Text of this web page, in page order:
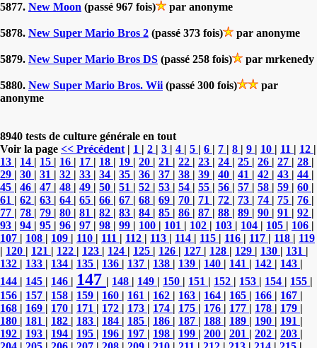
5877. New Moon (passé 967 fois) par anonyme
5878. New Super Mario Bros 2 (passé 373 fois) par anonyme
5879. New Super Mario Bros DS (passé 258 fois) par mrkenedy
5880. New Super Mario Bros. Wii (passé 300 fois)
par
anonyme
8940 tests de culture générale en tout
Voir la page << Précédent | 1 | 2 | 3 | 4 | 5 | 6 | 7 | 8 | 9 | 10 | 11 | 12 |
13 | 14 | 15 | 16 | 17 | 18 | 19 | 20 | 21 | 22 | 23 | 24 | 25 | 26 | 27 | 28 |
29 | 30 | 31 | 32 | 33 | 34 | 35 | 36 | 37 | 38 | 39 | 40 | 41 | 42 | 43 | 44 |
45 | 46 | 47 | 48 | 49 | 50 | 51 | 52 | 53 | 54 | 55 | 56 | 57 | 58 | 59 | 60 |
61 | 62 | 63 | 64 | 65 | 66 | 67 | 68 | 69 | 70 | 71 | 72 | 73 | 74 | 75 | 76 |
77 | 78 | 79 | 80 | 81 | 82 | 83 | 84 | 85 | 86 | 87 | 88 | 89 | 90 | 91 | 92 |
93 | 94 | 95 | 96 | 97 | 98 | 99 | 100 | 101 | 102 | 103 | 104 | 105 | 106 |
107 | 108 | 109 | 110 | 111 | 112 | 113 | 114 | 115 | 116 | 117 | 118 | 119
| 120 | 121 | 122 | 123 | 124 | 125 | 126 | 127 | 128 | 129 | 130 | 131 |
132 | 133 | 134 | 135 | 136 | 137 | 138 | 139 | 140 | 141 | 142 | 143 |
144 | 145 | 146 | 147 | 148 | 149 | 150 | 151 | 152 | 153 | 154 | 155 |
156 | 157 | 158 | 159 | 160 | 161 | 162 | 163 | 164 | 165 | 166 | 167 |
168 | 169 | 170 | 171 | 172 | 173 | 174 | 175 | 176 | 177 | 178 | 179 |
180 | 181 | 182 | 183 | 184 | 185 | 186 | 187 | 188 | 189 | 190 | 191 |
192 | 193 | 194 | 195 | 196 | 197 | 198 | 199 | 200 | 201 | 202 | 203 |